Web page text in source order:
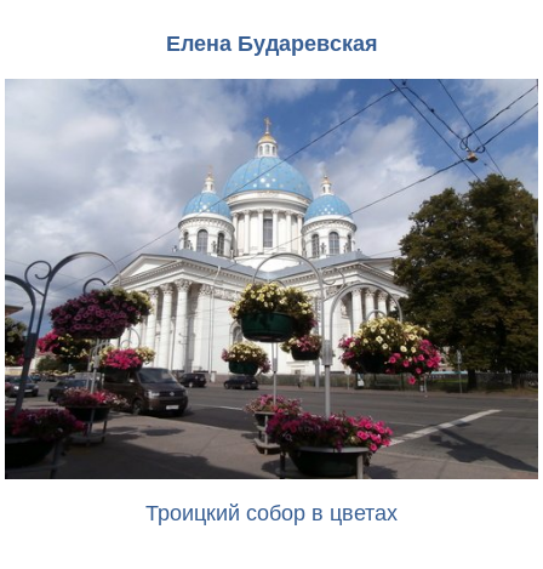
Елена Бударевская
Троицкий собор в цветах